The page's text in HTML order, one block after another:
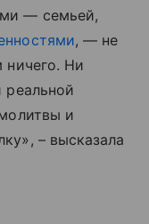
— семьей,
, — не
ничего. Ни
реальной
и
– высказала